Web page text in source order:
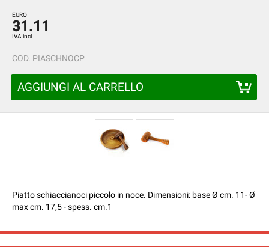
EURO
31.11
IVA incl.
COD. PIASCHNOCP
AGGIUNGI AL CARRELLO
Piatto schiaccianoci piccolo in noce. Dimensioni: base Ø cm. 11- Ø
max cm. 17,5 - spess. cm.1